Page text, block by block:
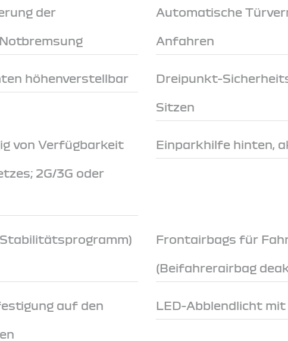
der Automatische
Anfahren
höhenverstellbar Dreipunkt-
Sitzen
von Verfügbarkeit
2G/3G oder
Einparkhilfe hinten,
Frontairbags für
(Beifahrerairbag
auf den LED-Abblendlicht